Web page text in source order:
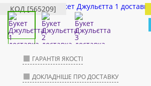
КОД [565209]
ГАРАНТІЯ ЯКОСТІ
ДОКЛАДНІШЕ ПРО ДОСТАВКУ